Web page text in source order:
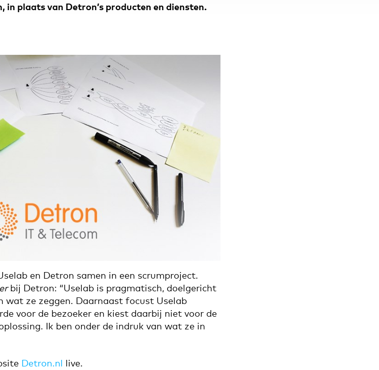
in plaats van Detron’s producten en diensten.
en Detron samen in een scrumproject.
bij Detron: “Uselab is pragmatisch, doelgericht
wat ze zeggen. Daarnaast focust Uselab
voor de bezoeker en kiest daarbij niet voor de
Ik ben onder de indruk van wat ze in
Detron.nl live.